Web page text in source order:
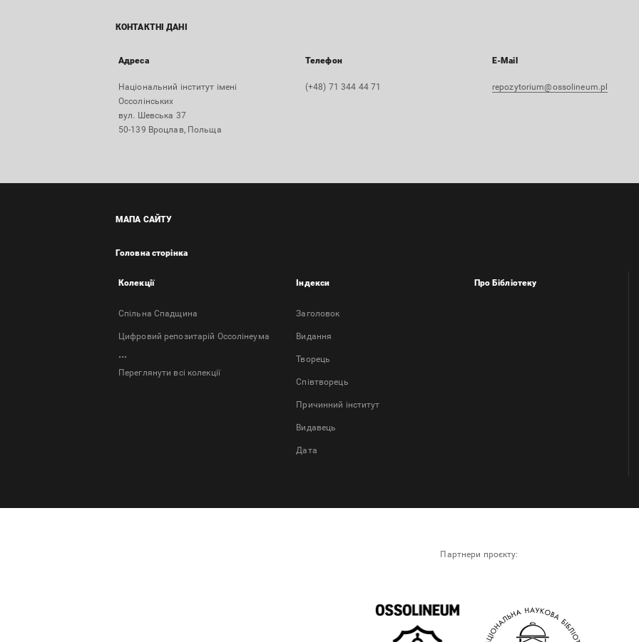
КОНТАКТНІ ДАНІ
Адреса
Національний інститут імені
Оссолінських
вул. Шевська 37
50-139 Вроцлав, Польща
Телефон
(+48) 71 344 44 71
E-Mail
repozytorium@ossolineum.pl
МАПА САЙТУ
Головна сторінка
Колекції
Спільна Спадщина
Цифровий репозитарій Оссолінеума
...
Переглянути всі колекції
Індекси
Заголовок
Bидання
Творець
Співтворець
Причинний інститут
Видавець
Дата
Про Бібліотеку
Партнери проєкту: